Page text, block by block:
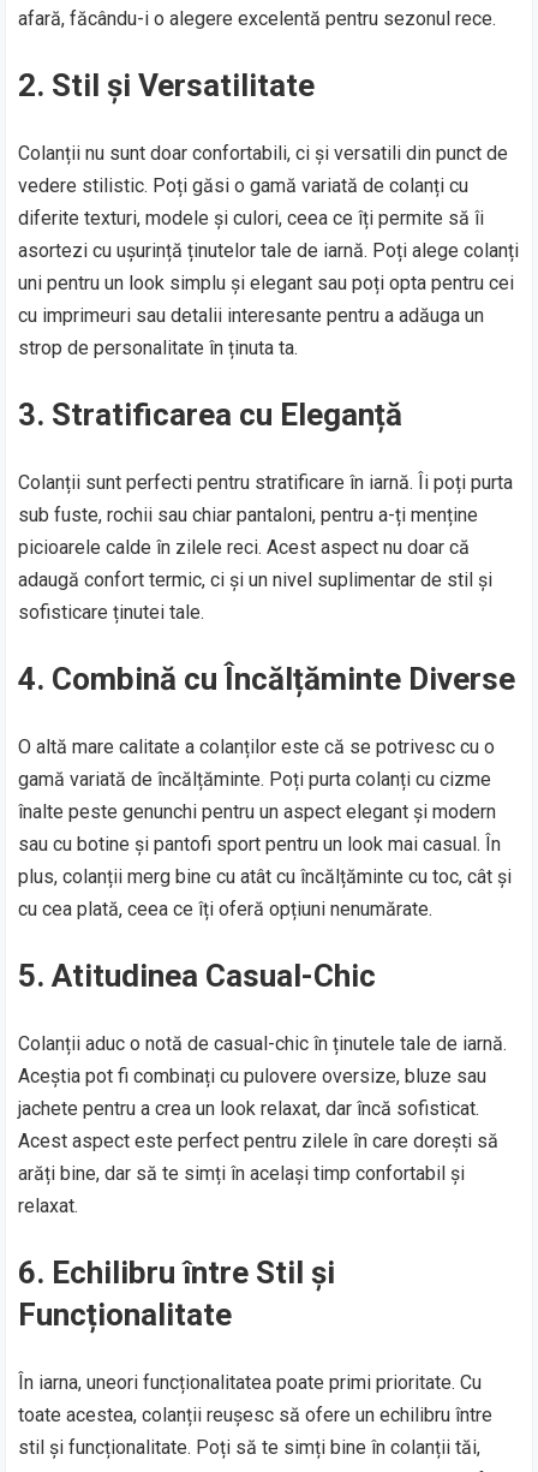
afară, făcându-i o alegere excelentă pentru sezonul rece.
2. Stil și Versatilitate
Colanții nu sunt doar confortabili, ci și versatili din punct de
vedere stilistic. Poți găsi o gamă variată de colanți cu
diferite texturi, modele și culori, ceea ce îți permite să îi
asortezi cu ușurință ținutelor tale de iarnă. Poți alege colanți
uni pentru un look simplu și elegant sau poți opta pentru cei
cu imprimeuri sau detalii interesante pentru a adăuga un
strop de personalitate în ținuta ta.
3. Stratificarea cu Eleganță
Colanții sunt perfecti pentru stratificare în iarnă. Îi poți purta
sub fuste, rochii sau chiar pantaloni, pentru a-ți menține
picioarele calde în zilele reci. Acest aspect nu doar că
adaugă confort termic, ci și un nivel suplimentar de stil și
sofisticare ținutei tale.
4. Combină cu Încălțăminte Diverse
O altă mare calitate a colanților este că se potrivesc cu o
gamă variată de încălțăminte. Poți purta colanți cu cizme
înalte peste genunchi pentru un aspect elegant și modern
sau cu botine și pantofi sport pentru un look mai casual. În
plus, colanții merg bine cu atât cu încălțăminte cu toc, cât și
cu cea plată, ceea ce îți oferă opțiuni nenumărate.
5.Atitudinea Casual-Chic
Colanții aduc o notă de casual-chic în ținutele tale de iarnă.
Aceștia pot fi combinați cu pulovere oversize, bluze sau
jachete pentru a crea un look relaxat, dar încă sofisticat.
Acest aspect este perfect pentru zilele în care dorești să
arăți bine, dar să te simți în același timp confortabil și
relaxat.
6. Echilibru între Stil și
Funcționalitate
În iarna, uneori funcționalitatea poate primi prioritate. Cu
toate acestea, colanții reușesc să ofere un echilibru între
stil și funcționalitate. Poți să te simți bine în colanții tăi,